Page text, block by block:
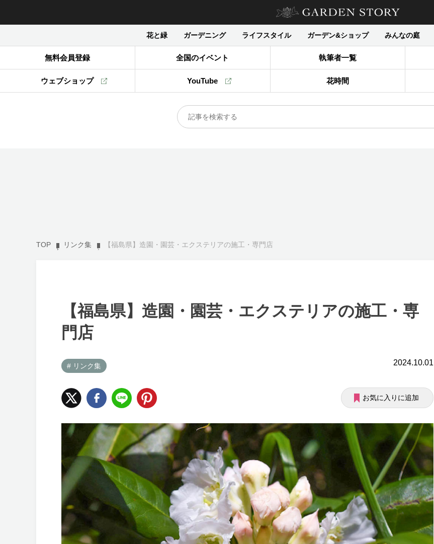
花と緑 ガーデニング ライフスタイル ガーデン&ショップ みんなの庭
無料会員登録 全国のイベント 執筆者一覧
ウェブショップ YouTube 花時間
TOP リンク集 【福島県】造園・園芸・エクステリアの施工・専門店
【福島県】造園・園芸・エクステリアの施工・専
門店
# リンク集 2024.10.01
お気に入りに追加